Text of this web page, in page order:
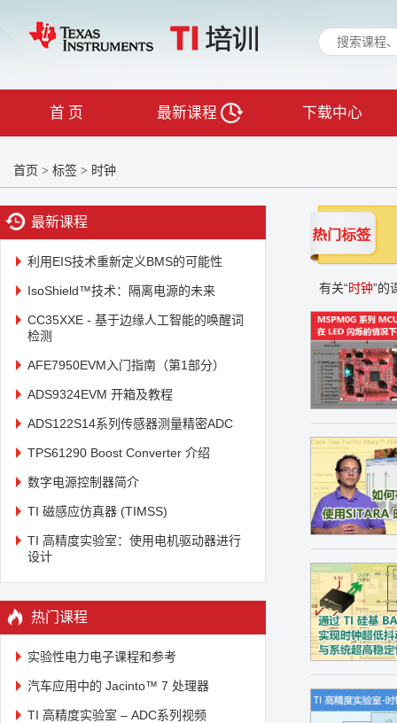
首 页 最新课程 下载中心
首页 > 标签 > 时钟
最新课程
利用EIS技术重新定义BMS的可能性
IsoShield™技术：隔离电源的未来
CC35XXE - 基于边缘人工智能的唤醒词
检测
AFE7950EVM入门指南（第1部分）
ADS9324EVM 开箱及教程
ADS122S14系列传感器测量精密ADC
TPS61290 Boost Converter 介绍
数字电源控制器简介
TI 磁感应仿真器 (TIMSS)
TI 高精度实验室：使用电机驱动器进行
设计
热门课程
实验性电力电子课程和参考
汽车应用中的 Jacinto™ 7 处理器
TI 高精度实验室 – ADC系列视频
有关“时钟”的